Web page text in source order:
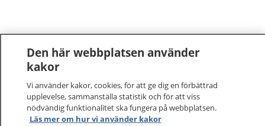
1177–tryggt om din hälsa och vård
Den här webbplatsen använder
kakor
Vi använder kakor, cookies, för att ge dig en förbättrad
upplevelse, sammanställa statistik och för att viss
nödvändig funktionalitet ska fungera på webbplatsen.
Läs mer om hur vi använder kakor